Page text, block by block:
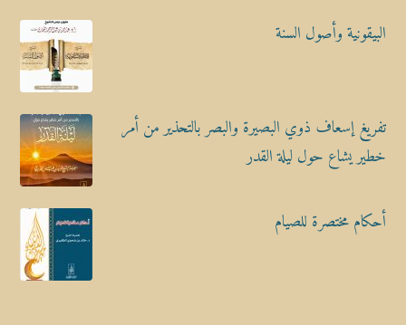
البيقونية وأصول السنة
تفريغ إسعاف ذوي البصيرة والبصر بالتحذير من أمر
خطير يشاع حول ليلة القدر
أحكام مختصرة للصيام